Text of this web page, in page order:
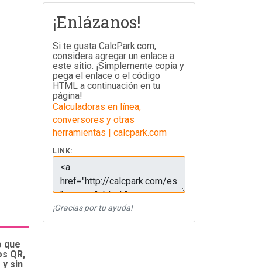
que
QR,
sin
¡Enlázanos!
Si te gusta CalcPark.com,
considera agregar un enlace a
este sitio. ¡Simplemente copia y
pega el enlace o el código
HTML a continuación en tu
página!
Calculadoras en línea,
conversores y otras
herramientas | calcpark.com
LINK:
¡Gracias por tu ayuda!